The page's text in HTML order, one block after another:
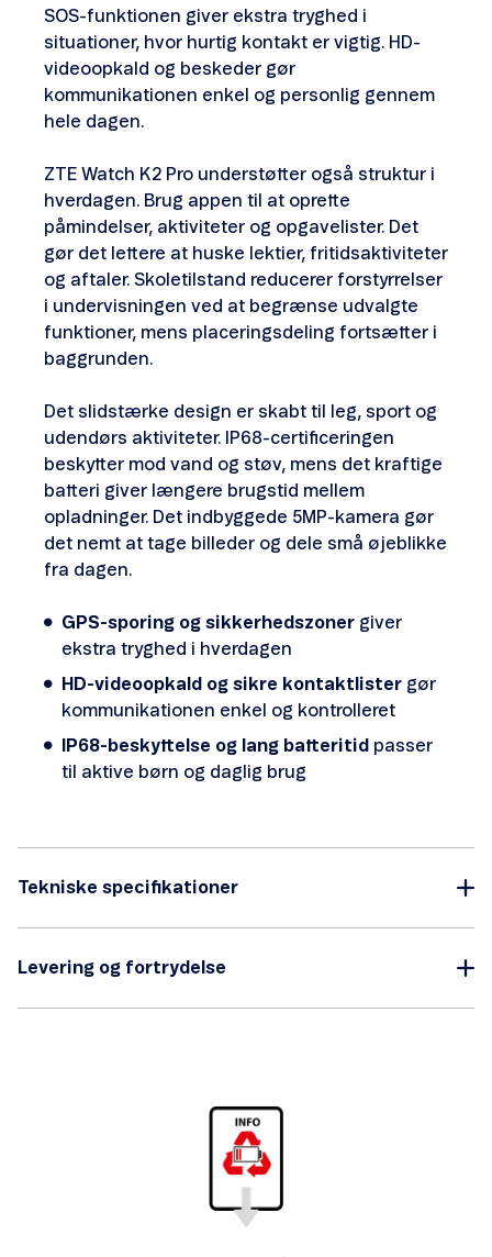
SOS-funktionen giver ekstra tryghed i
situationer, hvor hurtig kontakt er vigtig. HD-
videoopkald og beskeder gør
kommunikationen enkel og personlig gennem
hele dagen.
ZTE Watch K2 Pro understøtter også struktur i
hverdagen. Brug appen til at oprette
påmindelser, aktiviteter og opgavelister. Det
gør det lettere at huske lektier, fritidsaktiviteter
og aftaler. Skoletilstand reducerer forstyrrelser
i undervisningen ved at begrænse udvalgte
funktioner, mens placeringsdeling fortsætter i
baggrunden.
Det slidstærke design er skabt til leg, sport og
udendørs aktiviteter. IP68-certificeringen
beskytter mod vand og støv, mens det kraftige
batteri giver længere brugstid mellem
opladninger. Det indbyggede 5MP-kamera gør
det nemt at tage billeder og dele små øjeblikke
fra dagen.
GPS-sporing og sikkerhedszoner giver
ekstra tryghed i hverdagen
HD-videoopkald og sikre kontaktlister gør
kommunikationen enkel og kontrolleret
IP68-beskyttelse og lang batteritid passer
til aktive børn og daglig brug
Tekniske specifikationer
Levering og fortrydelse